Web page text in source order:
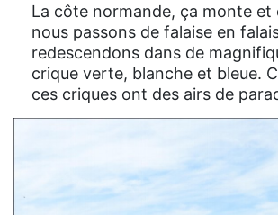
La côte normande, ça monte et
nous passons de falaise en
redescendons dans de
crique verte, blanche et bleue.
ces criques ont des airs de